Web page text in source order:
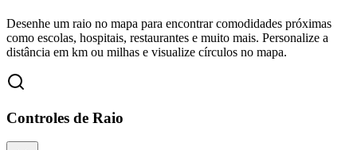
Desenhe um raio no mapa para encontrar comodidades próximas
como escolas, hospitais, restaurantes e muito mais. Personalize a
distância em km ou milhas e visualize círculos no mapa.
Controles de Raio